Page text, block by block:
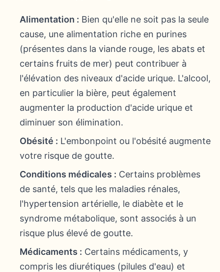
Alimentation : Bien qu'elle ne soit pas la seule
cause, une alimentation riche en purines
(présentes dans la viande rouge, les abats et
certains fruits de mer) peut contribuer à
l'élévation des niveaux d'acide urique. L'alcool,
en particulier la bière, peut également
augmenter la production d'acide urique et
diminuer son élimination.
Obésité : L'embonpoint ou l'obésité augmente
votre risque de goutte.
Conditions médicales : Certains problèmes
de santé, tels que les maladies rénales,
l'hypertension artérielle, le diabète et le
syndrome métabolique, sont associés à un
risque plus élevé de goutte.
Médicaments : Certains médicaments, y
compris les diurétiques (pilules d'eau) et